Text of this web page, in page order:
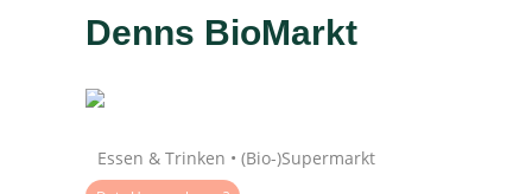
Daten werden geladen
Denns BioMarkt
Essen & Trinken • (Bio-)Supermarkt